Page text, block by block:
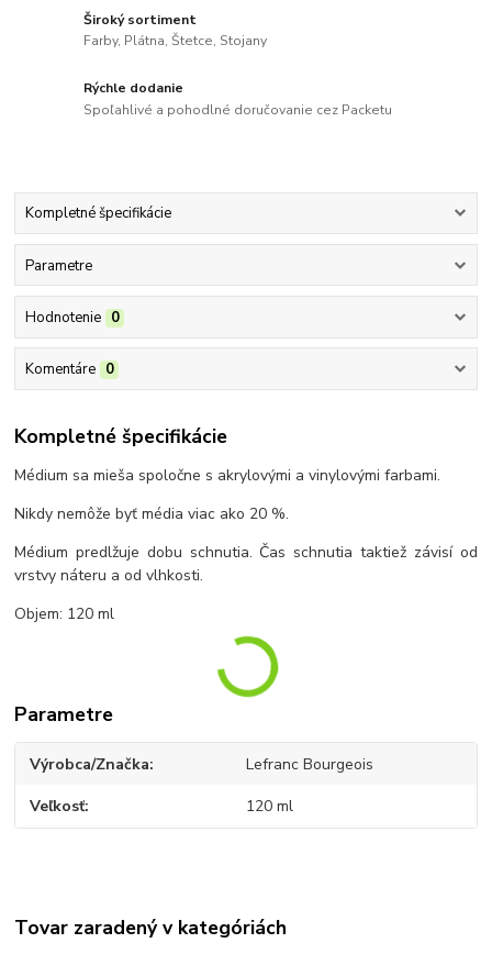
Široký sortiment
Farby, Plátna, Štetce, Stojany
Rýchle dodanie
Spoľahlivé a pohodlné doručovanie cez Packetu
Kompletné špecifikácie
Parametre
Hodnotenie 0
Komentáre 0
Kompletné špecifikácie
Médium sa mieša spoločne s akrylovými a vinylovými farbami.
Nikdy nemôže byť média viac ako 20 %.
Médium predlžuje dobu schnutia. Čas schnutia taktiež závisí od
vrstvy náteru a od vlhkosti.
Objem: 120 ml
Parametre
Výrobca/Značka Lefranc Bourgeois
Veľkosť 120 ml
Tovar zaradený v kategóriách